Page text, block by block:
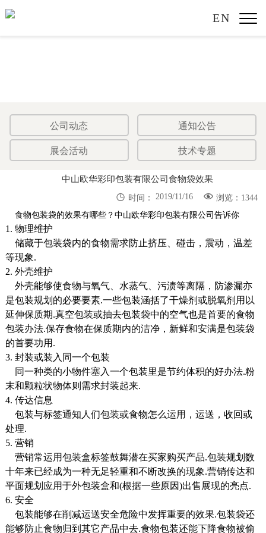
EN
公司动态 通知公告
展会活动 技术专题
中山欧华彩印包装有限公司食物袋效果
 浏览：1344
 时间： 2019/11/16
食物包装袋的效果有哪些？ 中山欧华彩印包装有限公司告诉你
1. 物理维护
储藏于包装袋内的食物需求防止挤压、碰击，震动，温差
等现象.
2. 外壳维护
外壳能够使食物与氧气、水蒸气、污渍等离隔，防渗漏亦
是包装规划的必要要素.一些包装涵括了干燥剂或脱氧剂用以
延伸保质期.真空包装或抽去包装袋中的空气也是首要的食物
包装办法.保存食物在保质期内的洁净，新鲜和安满是包装袋
的首要功用.
3. 封装或装入同一个包装
同一种类的小物件塞入一个包装里是节约体积的好办法.粉
末和颗粒状物体则需求封装起来.
4. 传达信息
包装与标签通知人们包装或食物怎么运用，运送，收回或
处理.
5. 营销
营销常运用包装盒标签鼓舞潜在买家购买产品.包装规划数
十年来已经成为一种无足轻重和不断改换的现象.营销传达和
平面规划应用于外包装盒和(根据一些原因)出售展现的亮点.
6. 安全
包装能够在削减运送安全危险中发挥重要的效果.包装袋还
能够防止食物归到其它产品中去.食物包装还能下降食物被偷